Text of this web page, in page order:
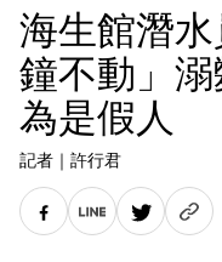
海生館潛
鐘不動」
為是假人
記者 ｜ 許行君